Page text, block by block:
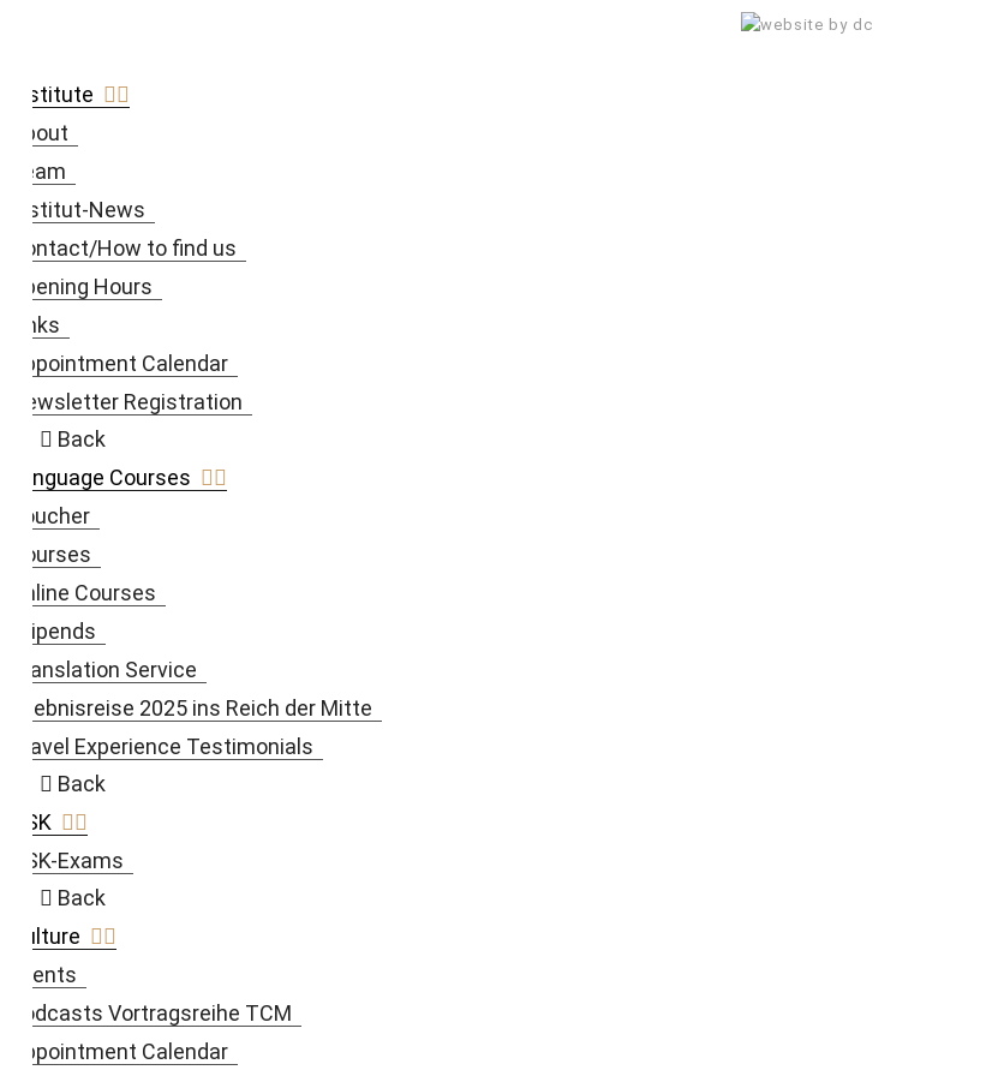
Institute
About
Team
Institut-News
Contact/How to find us
Opening Hours
Links
Appointment Calendar
Newsletter Registration
Back
Language Courses
Voucher
Courses
Online Courses
Stipends
Translation Service
Erlebnisreise 2025 ins Reich der Mitte
Travel Experience Testimonials
Back
HSK
HSK-Exams
Back
Culture
Events
Podcasts Vortragsreihe TCM
Appointment Calendar